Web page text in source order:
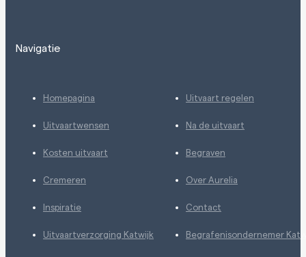
Navigatie
Homepagina Uitvaart regelen
Uitvaartwensen Na de uitvaart
Kosten uitvaart Begraven
Cremeren Over Aurelia
Inspiratie Contact
Uitvaartverzorging Katwijk Begrafenisondernemer